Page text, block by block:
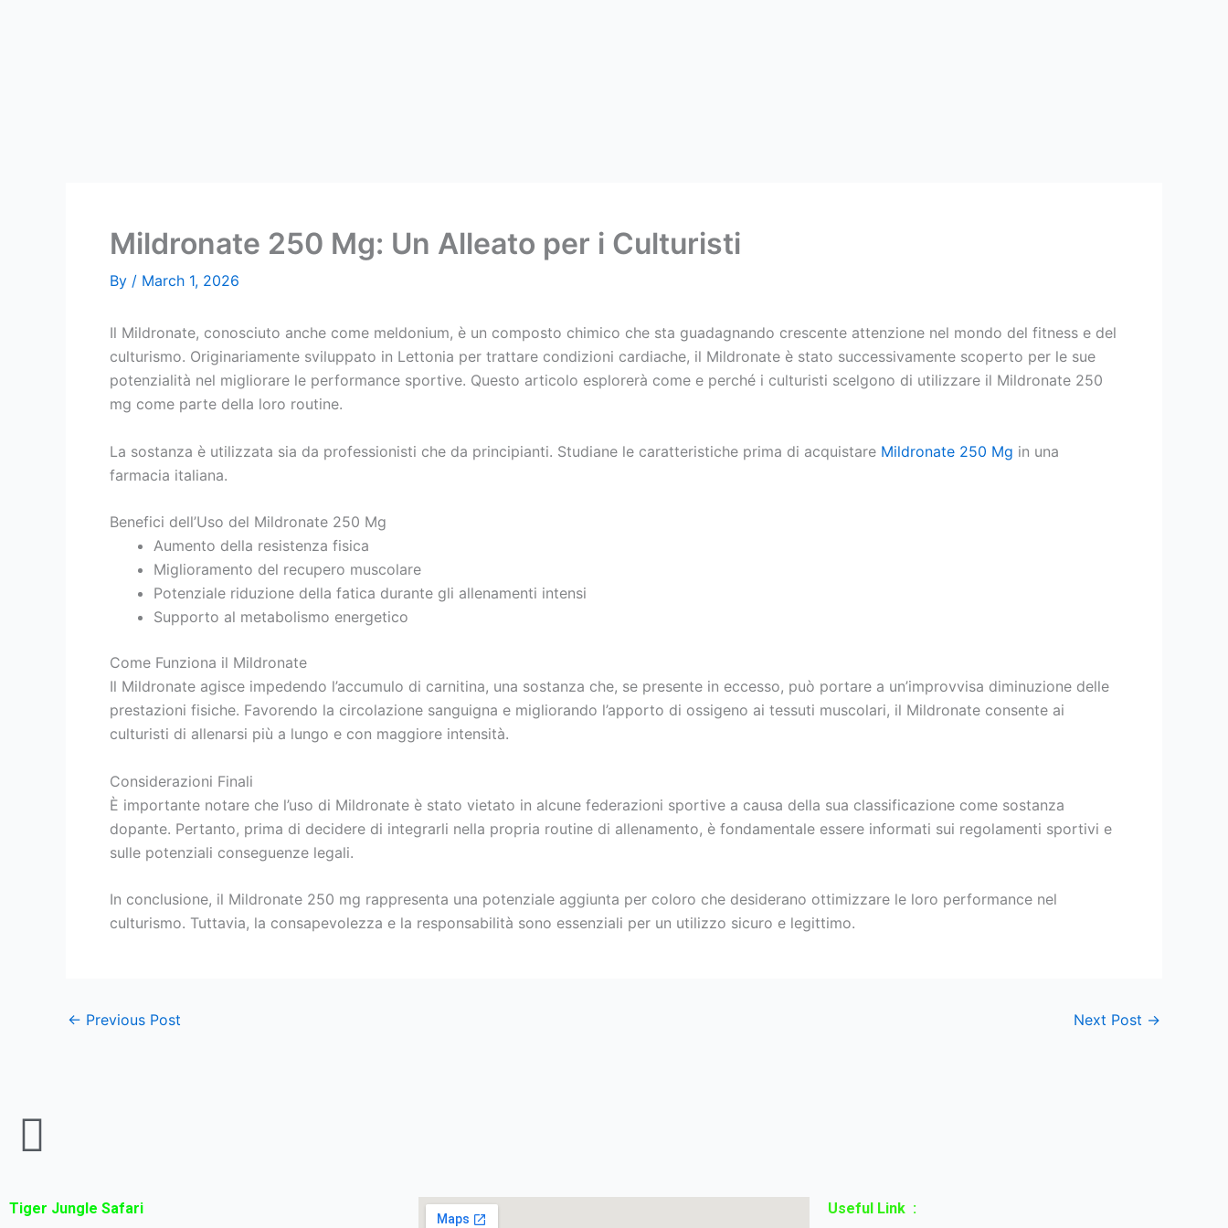
Mildronate 250 Mg: Un Alleato per i Culturisti
By / March 1, 2026
Il Mildronate, conosciuto anche come meldonium, è un composto chimico che sta guadagnando crescente attenzione nel mondo del fitness e del
culturismo. Originariamente sviluppato in Lettonia per trattare condizioni cardiache, il Mildronate è stato successivamente scoperto per le sue
potenzialità nel migliorare le performance sportive. Questo articolo esplorerà come e perché i culturisti scelgono di utilizzare il Mildronate 250
mg come parte della loro routine.
La sostanza è utilizzata sia da professionisti che da principianti. Studiane le caratteristiche prima di acquistare Mildronate 250 Mg in una
farmacia italiana.
Benefici dell’Uso del Mildronate 250 Mg
Aumento della resistenza fisica
Miglioramento del recupero muscolare
Potenziale riduzione della fatica durante gli allenamenti intensi
Supporto al metabolismo energetico
Come Funziona il Mildronate
Il Mildronate agisce impedendo l’accumulo di carnitina, una sostanza che, se presente in eccesso, può portare a un’improvvisa diminuzione delle
prestazioni fisiche. Favorendo la circolazione sanguigna e migliorando l’apporto di ossigeno ai tessuti muscolari, il Mildronate consente ai
culturisti di allenarsi più a lungo e con maggiore intensità.
Considerazioni Finali
È importante notare che l’uso di Mildronate è stato vietato in alcune federazioni sportive a causa della sua classificazione come sostanza
dopante. Pertanto, prima di decidere di integrarli nella propria routine di allenamento, è fondamentale essere informati sui regolamenti sportivi e
sulle potenziali conseguenze legali.
In conclusione, il Mildronate 250 mg rappresenta una potenziale aggiunta per coloro che desiderano ottimizzare le loro performance nel
culturismo. Tuttavia, la consapevolezza e la responsabilità sono essenziali per un utilizzo sicuro e legittimo.
← Previous Post Next Post →
Tiger Jungle Safari Useful Link :